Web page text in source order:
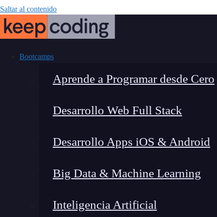
Saltar al contenido
Bootcamps
Aprende a Programar desde Cero
Desarrollo Web Full Stack
Desarrollo Apps iOS & Android
Big Data & Machine Learning
Inteligencia Artificial
Fernando Rodríguez